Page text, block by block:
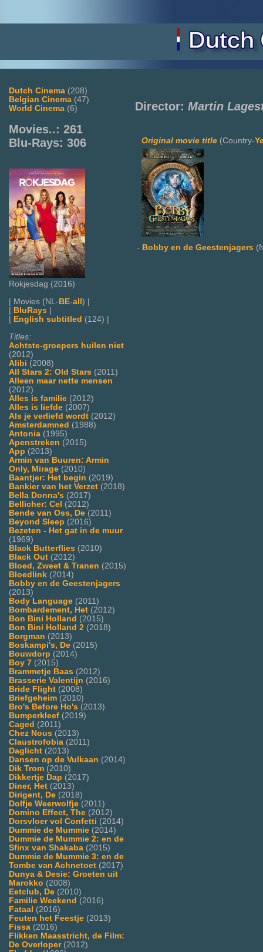
Dutch Cinema (208)
Belgian Cinema (47)
World Cinema (6)
Movies..: 261
Blu-Rays: 306
Rokjesdag (2016)
| Movies (NL- BE-all ) |
BluRays
English subtitled (124) |
Titles:
Achtste-groepers huilen niet
(2012)
Alibi (2008)
All Stars 2: Old Stars (2011)
Alleen maar nette mensen
(2012)
Alles is familie (2012)
Alles is liefde (2007)
Als je verliefd wordt (2012)
Amsterdamned (1988)
Antonia (1995)
Apenstreken (2015)
App (2013)
Armin van Buuren: Armin
Only, Mirage (2010)
Baantjer: Het begin (2019)
Bankier van het Verzet (2018)
Bella Donna's (2017)
Bellicher: Cel (2012)
Bende van Oss, De (2011)
Beyond Sleep (2016)
Bezeten - Het gat in de muur
(1969)
Black Butterflies (2010)
Black Out (2012)
Bloed, Zweet & Tranen (2015)
Bloedlink (2014)
Bobby en de Geestenjagers
(2013)
Body Language (2011)
Bombardement, Het (2012)
Bon Bini Holland (2015)
Bon Bini Holland 2 (2018)
Borgman (2013)
Boskampi's, De (2015)
Bouwdorp (2014)
Boy 7 (2015)
Brammetje Baas (2012)
Brasserie Valentijn (2016)
Bride Flight (2008)
Briefgeheim (2010)
Bro's Before Ho's (2013)
Bumperkleef (2019)
Caged (2011)
Chez Nous (2013)
Claustrofobia (2011)
Daglicht (2013)
Dansen op de Vulkaan (2014)
Dik Trom (2010)
Dikkertje Dap (2017)
Diner, Het (2013)
Dirigent, De (2018)
Dolfje Weerwolfje (2011)
Domino Effect, The (2012)
Dorsvloer vol Confetti (2014)
Dummie de Mummie (2014)
Dummie de Mummie 2: en de
Sfinx van Shakaba (2015)
Dummie de Mummie 3: en de
Tombe van Achnetoet (2017)
Dunya & Desie: Groeten uit
Marokko (2008)
Eetclub, De (2010)
Familie Weekend (2016)
Fataal (2016)
Feuten het Feestje (2013)
Fissa (2016)
Flikken Maasstricht, de Film:
De Overloper(2012)
Director: Martin
Original movie title (Country-
- Bobby en de Geestenjagers